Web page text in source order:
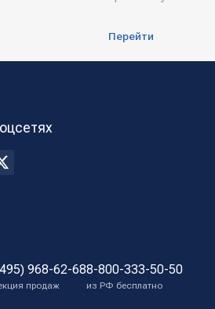
Перейти
968-62-68
продаж
8-800-333-50-50
из РФ бесплатно